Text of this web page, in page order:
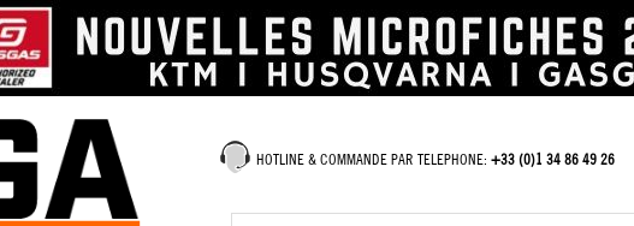
HOTLINE & COMMANDE PAR TELEPHONE: +33 (0)1 34 86 49 26